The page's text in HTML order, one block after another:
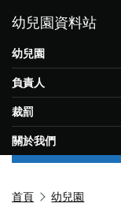
幼兒園資料站
幼兒園
負責人
裁罰
關於我們
首頁
幼兒園